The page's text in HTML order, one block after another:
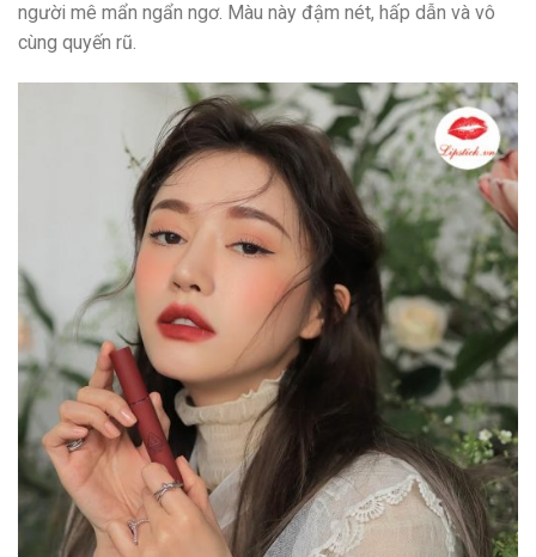
người mê mẩn ngẩn ngơ. Màu này đậm nét, hấp dẫn và vô
cùng quyến rũ.